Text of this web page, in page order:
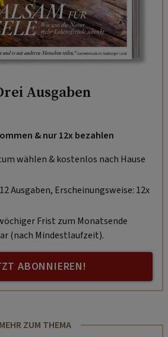
Ausgaben
& nur 12x bezahlen
wählen & kostenlos nach Hause
Ausgaben, Erscheinungsweise: 12x
Frist zum Monatsende
(nach Mindestlaufzeit).
ABONNIEREN!
MEHR ZUM THEMA